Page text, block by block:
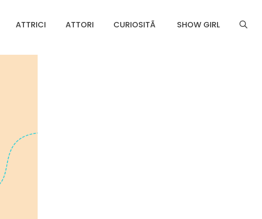
ATTRICI ATTORI CURIOSITÃ SHOW GIRL